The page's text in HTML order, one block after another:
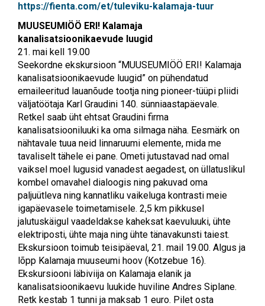
https://fienta.com/et/tuleviku-kalamaja-tuur
MUUSEUMIÖÖ ERI! Kalamaja
kanalisatsioonikaevude luugid
21. mai kell 19.00
Seekordne ekskursioon “MUUSEUMIÖÖ ERI! Kalamaja
kanalisatsioonikaevude luugid” on pühendatud
emaileeritud lauanõude tootja ning pioneer-tüüpi pliidi
väljatöötaja Karl Graudini 140. sünniaastapäevale.
Retkel saab üht ehtsat Graudini firma
kanalisatsiooniluuki ka oma silmaga näha. Eesmärk on
nähtavale tuua neid linnaruumi elemente, mida me
tavaliselt tähele ei pane. Ometi jutustavad nad omal
vaiksel moel lugusid vanadest aegadest, on üllatuslikul
kombel omavahel dialoogis ning pakuvad oma
paljuütleva ning kannatliku vaikeluga kontrasti meie
igapäevasele toimetamisele. 2,5 km pikkusel
jalutuskäigul vaadeldakse kaheksat kaevuluuki, ühte
elektriposti, ühte maja ning ühte tänavakunsti taiest.
Ekskursioon toimub teisipäeval, 21. mail 19.00. Algus ja
lõpp Kalamaja muuseumi hoov (Kotzebue 16).
Ekskursiooni läbiviija on Kalamaja elanik ja
kanalisatsioonikaevu luukide huviline Andres Siplane.
Retk kestab 1 tunni ja maksab 1 euro. Pilet osta